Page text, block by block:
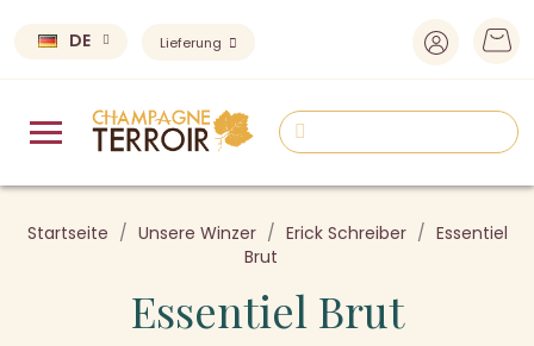
DE Lieferung
Startseite Unsere Winzer Erick Schreiber
Essentiel
Brut
Essentiel Brut